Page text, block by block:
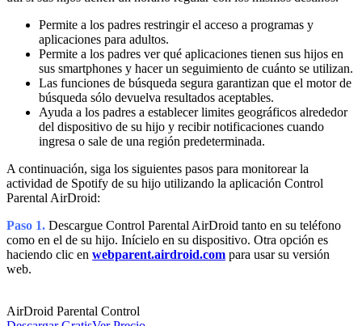
Permite a los padres restringir el acceso a programas y
aplicaciones para adultos.
Permite a los padres ver qué aplicaciones tienen sus hijos en
sus smartphones y hacer un seguimiento de cuánto se utilizan.
Las funciones de búsqueda segura garantizan que el motor de
búsqueda sólo devuelva resultados aceptables.
Ayuda a los padres a establecer limites geográficos alrededor
del dispositivo de su hijo y recibir notificaciones cuando
ingresa o sale de una región predeterminada.
A continuación, siga los siguientes pasos para monitorear la
actividad de Spotify de su hijo utilizando la aplicación Control
Parental AirDroid:
Paso 1. Descargue Control Parental AirDroid tanto en su teléfono
como en el de su hijo. Inícielo en su dispositivo. Otra opción es
haciendo clic en webparent.airdroid.com para usar su versión
web.
AirDroid Parental Control